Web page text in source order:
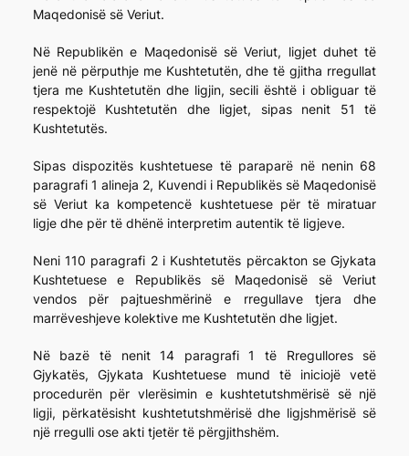
Maqedonisë së Veriut.
Në Republikën e Maqedonisë së Veriut, ligjet duhet të
jenë në përputhje me Kushtetutën, dhe të gjitha rregullat
tjera me Kushtetutën dhe ligjin, secili është i obliguar të
respektojë Kushtetutën dhe ligjet, sipas nenit 51 të
Kushtetutës.
Sipas dispozitës kushtetuese të paraparë në nenin 68
paragrafi 1 alineja 2, Kuvendi i Republikës së Maqedonisë
së Veriut ka kompetencë kushtetuese për të miratuar
ligje dhe për të dhënë interpretim autentik të ligjeve.
Neni 110 paragrafi 2 i Kushtetutës përcakton se Gjykata
Kushtetuese e Republikës së Maqedonisë së Veriut
vendos për pajtueshmërinë e rregullave tjera dhe
marrëveshjeve kolektive me Kushtetutën dhe ligjet.
Në bazë të nenit 14 paragrafi 1 të Rregullores së
Gjykatës, Gjykata Kushtetuese mund të iniciojë vetë
procedurën për vlerësimin e kushtetutshmërisë së një
ligji, përkatësisht kushtetutshmërisë dhe ligjshmërisë së
një rregulli ose akti tjetër të përgjithshëm.